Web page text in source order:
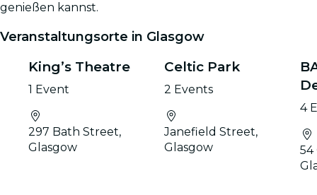
genießen kannst.
Veranstaltungsorte in Glasgow
King’s Theatre
1 Event
297 Bath Street,
Glasgow
Celtic Park
2 Events
Janefield Street,
Glasgow
4
54